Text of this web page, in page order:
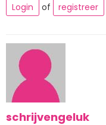
Login of registreer
schrijvengeluk